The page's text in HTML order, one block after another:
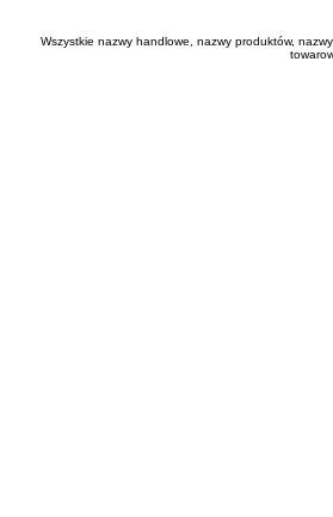
Wszystkie nazwy handlowe, nazwy produktów,